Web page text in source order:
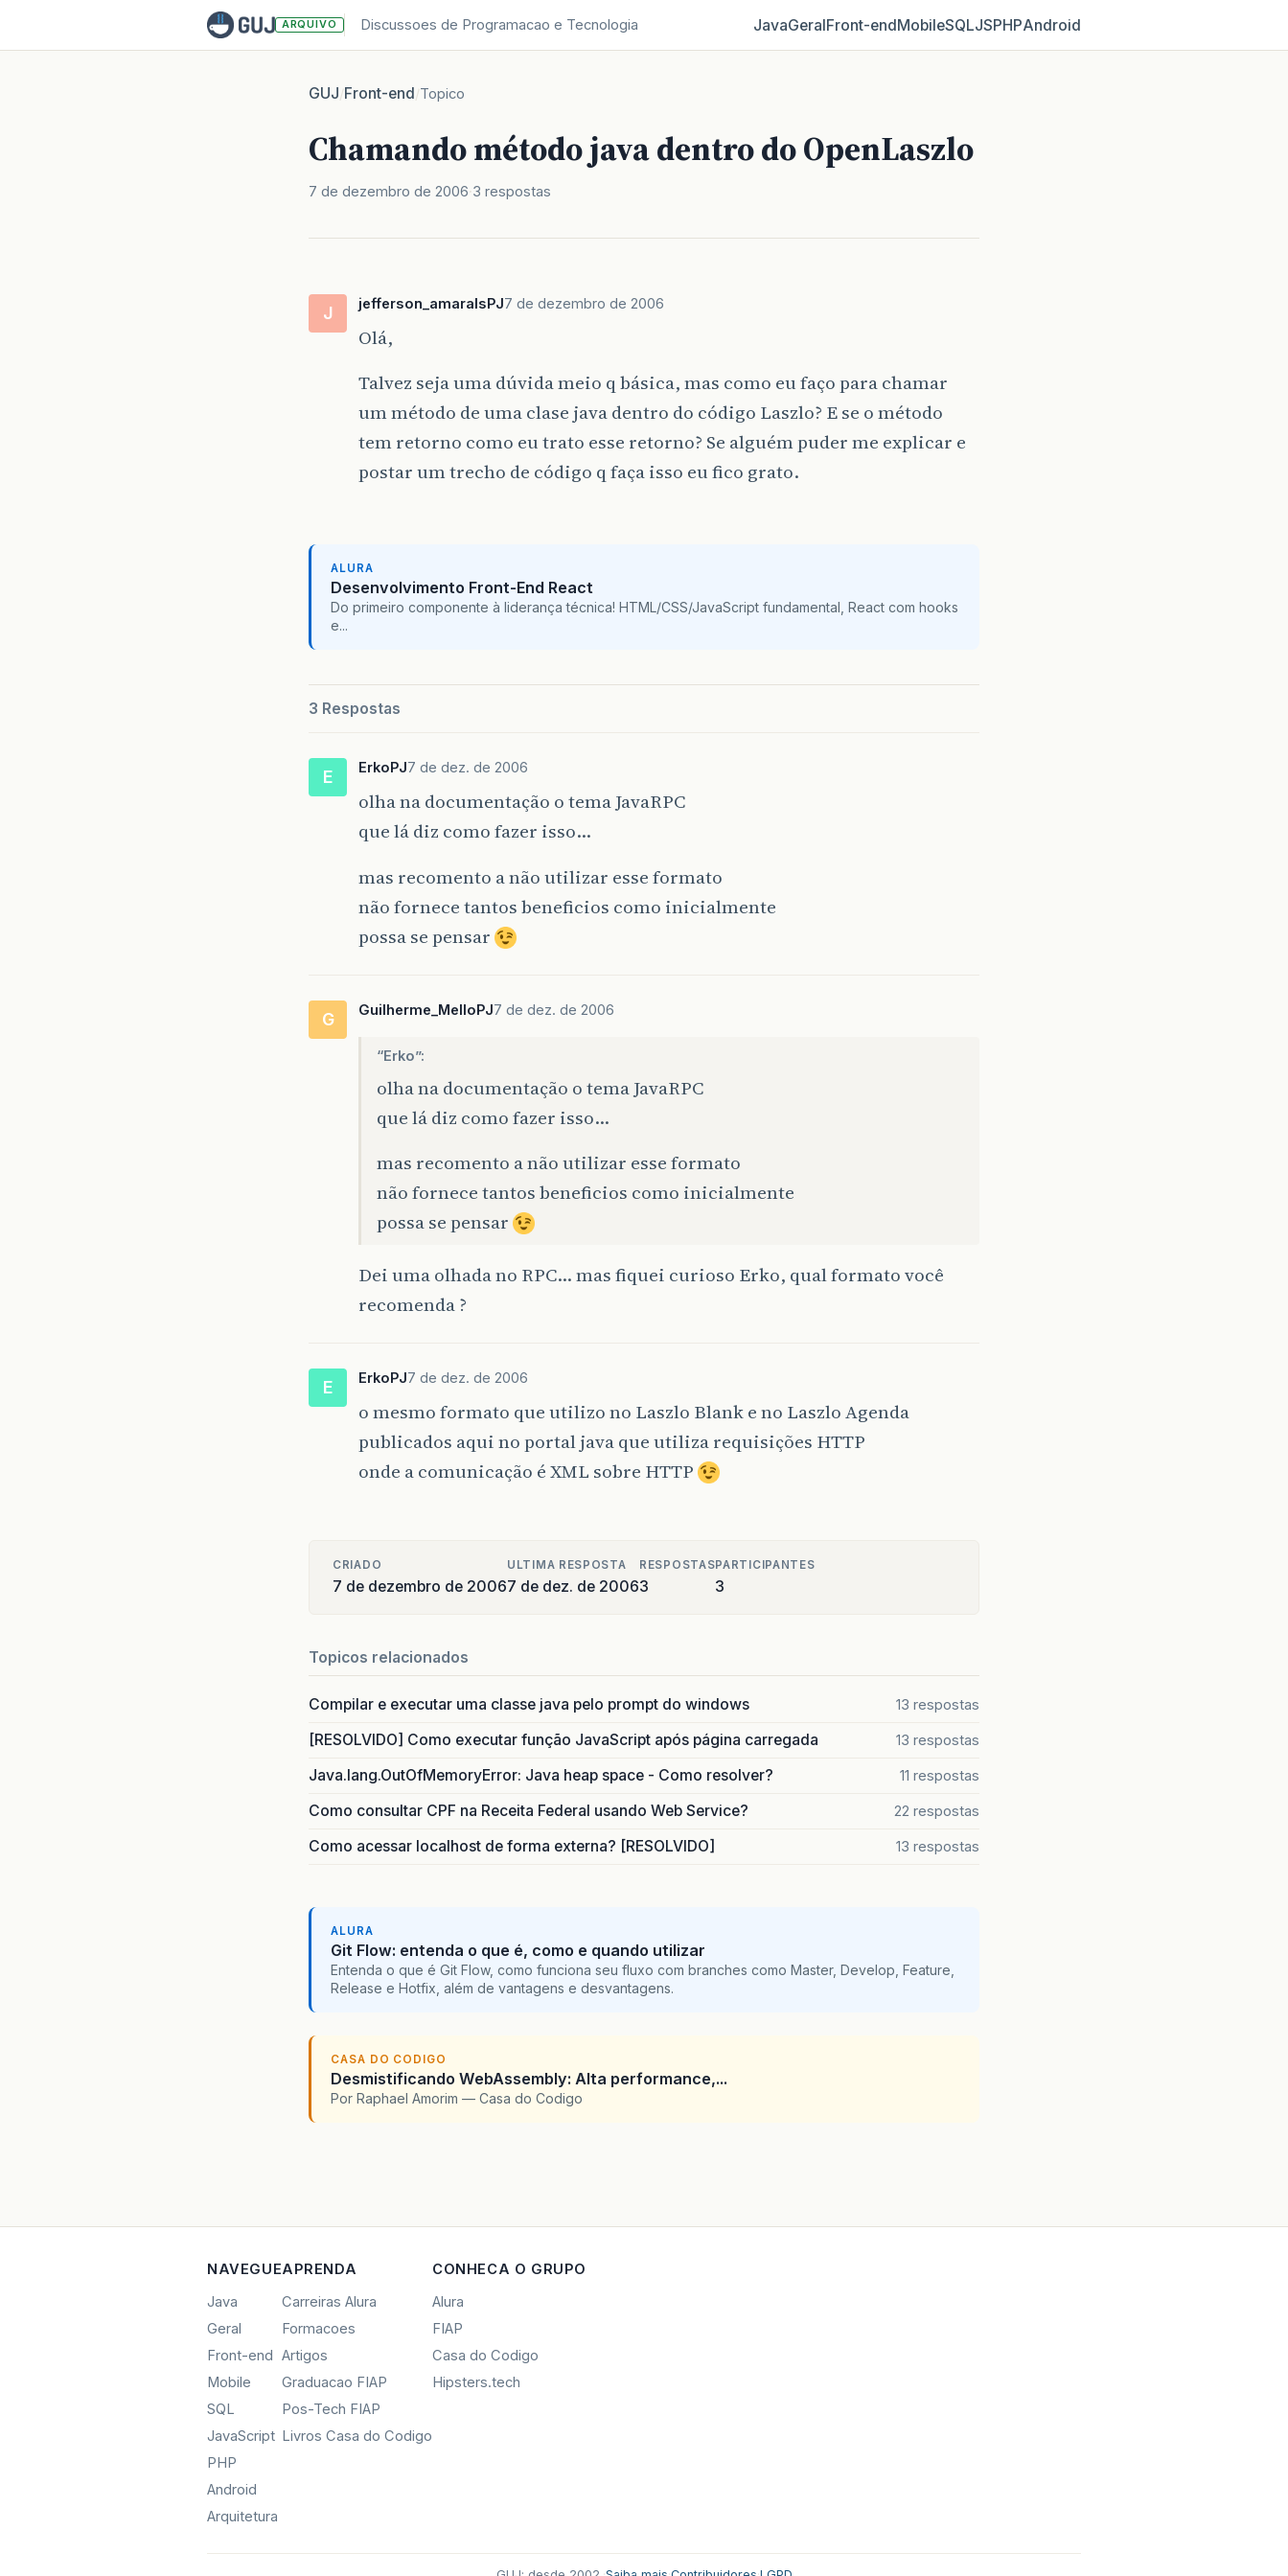
ARQUIVO Discussoes de Programacao e Tecnologia JavaGeralFront‑endMobileSQLJSPHPAndroid
GUJ/Front-end/Topico
Chamando método java dentro do OpenLaszlo
7 de dezembro de 2006 3 respostas
J jefferson_amaralsPJ7 de dezembro de 2006
Olá,
Talvez seja uma dúvida meio q básica, mas como eu faço para chamar
um método de uma clase java dentro do código Laszlo? E se o método
tem retorno como eu trato esse retorno? Se alguém puder me explicar e
postar um trecho de código q faça isso eu fico grato.
ALURA
Desenvolvimento Front-End React
Do primeiro componente à liderança técnica! HTML/CSS/JavaScript fundamental, React com hooks
e...
3 Respostas
E ErkoPJ7 de dez. de 2006
olha na documentação o tema JavaRPC
que lá diz como fazer isso…
mas recomento a não utilizar esse formato
não fornece tantos beneficios como inicialmente
possa se pensar
G Guilherme_MelloPJ7 de dez. de 2006
“Erko”:
olha na documentação o tema JavaRPC
que lá diz como fazer isso…
mas recomento a não utilizar esse formato
não fornece tantos beneficios como inicialmente
possa se pensar
Dei uma olhada no RPC… mas fiquei curioso Erko, qual formato você
recomenda ?
E ErkoPJ7 de dez. de 2006
o mesmo formato que utilizo no Laszlo Blank e no Laszlo Agenda
publicados aqui no portal java que utiliza requisições HTTP
onde a comunicação é XML sobre HTTP
CRIADO
7 de dezembro de 2006
ULTIMA RESPOSTA
7 de dez. de 2006
RESPOSTAS
3
PARTICIPANTES
3
Topicos relacionados
Compilar e executar uma classe java pelo prompt do windows 13 respostas
[RESOLVIDO] Como executar função JavaScript após página carregada 13 respostas
Java.lang.OutOfMemoryError: Java heap space - Como resolver? 11 respostas
Como consultar CPF na Receita Federal usando Web Service? 22 respostas
Como acessar localhost de forma externa? [RESOLVIDO] 13 respostas
ALURA
Git Flow: entenda o que é, como e quando utilizar
Entenda o que é Git Flow, como funciona seu fluxo com branches como Master, Develop, Feature,
Release e Hotfix, além de vantagens e desvantagens.
CASA DO CODIGO
Desmistificando WebAssembly: Alta performance,...
Por Raphael Amorim — Casa do Codigo
NAVEGUE
Java
Geral
Front-end
Mobile
SQL
JavaScript
PHP
Android
Arquitetura
APRENDA
Carreiras Alura
Formacoes
Artigos
Graduacao FIAP
Pos-Tech FIAP
Livros Casa do Codigo
CONHECA O GRUPO
Alura
FIAP
Casa do Codigo
Hipsters.tech